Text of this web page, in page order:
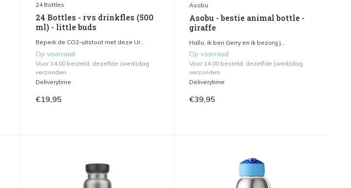
24 Bottles
24 Bottles - rvs drinkfles (500
ml) - little buds
Beperk de CO2-uitstoot met deze Ur...
Op voorraad
Voor 14.00 besteld, dezelfde (werk)dag
verzonden.
Deliverytime
€19,95
Asobu
Asobu - bestie animal bottle -
giraffe
Hallo, ik ben Gerry en ik bezorg j...
Op voorraad
Voor 14.00 besteld, dezelfde (werk)dag
verzonden.
Deliverytime
€39,95